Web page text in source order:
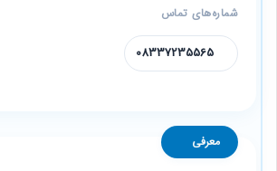
شماره‌های تماس
08337235565
معرفی